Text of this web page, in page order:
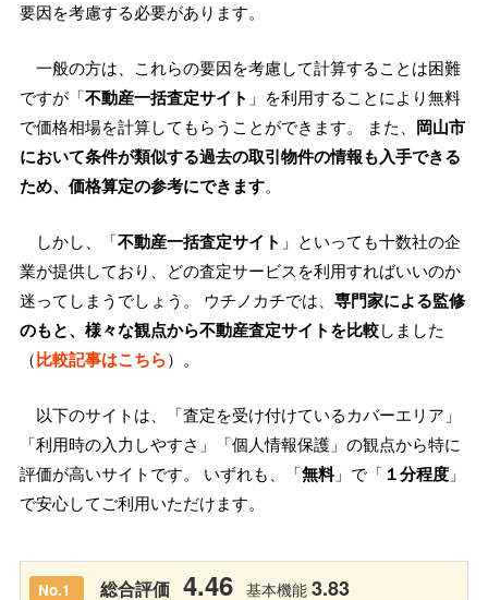
要因を考慮する必要があります。
一般の方は、これらの要因を考慮して計算することは困難
ですが「不動産一括査定サイト 」を利用することにより無料
で価格相場を計算してもらうことができます。 また、 岡山市
において条件が類似する過去の取引物件の情報も入手できる
ため、価格算定の参考にできます。
しかし、「不動産一括査定サイト 」といっても十数社の企
業が提供しており、どの査定サービスを利用すればいいのか
迷ってしまうでしょう。 ウチノカチでは、 専門家による監修
のもと、様々な観点から不動産査定サイトを比較しました
（比較記事はこちら）。
以下のサイトは、「査定を受け付けているカバーエリア」
「利用時の入力しやすさ」「個人情報保護」の観点から特に
評価が高いサイトです。 いずれも、「無料」で「 １分程度 」
で安心してご利用いただけます。